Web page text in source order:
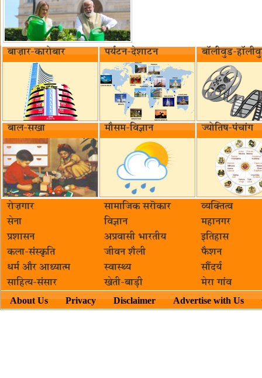
बाज़ार-कारोबार पर्यटन-देशाटन बॉलीवुड-
बाल-सखा मौसम-विज्ञान ज्योतिष-पंचांग
रोज़गार सामाजिक सरॊकार‌
व्यक्तित्व
सेना
विज्ञान
महानगर
प्रशासन
अप्रवासी भारतीय
इतिहास
कला-संस्कृति
जीवन शैली
फैशन
धर्म और आध्यात्म
स्वास्थ्य
सौंदर्य
साहित्य-संसार
खेती-बाड़ी मेरा गांव
About Us Privacy Disclaimer Advertise with Us